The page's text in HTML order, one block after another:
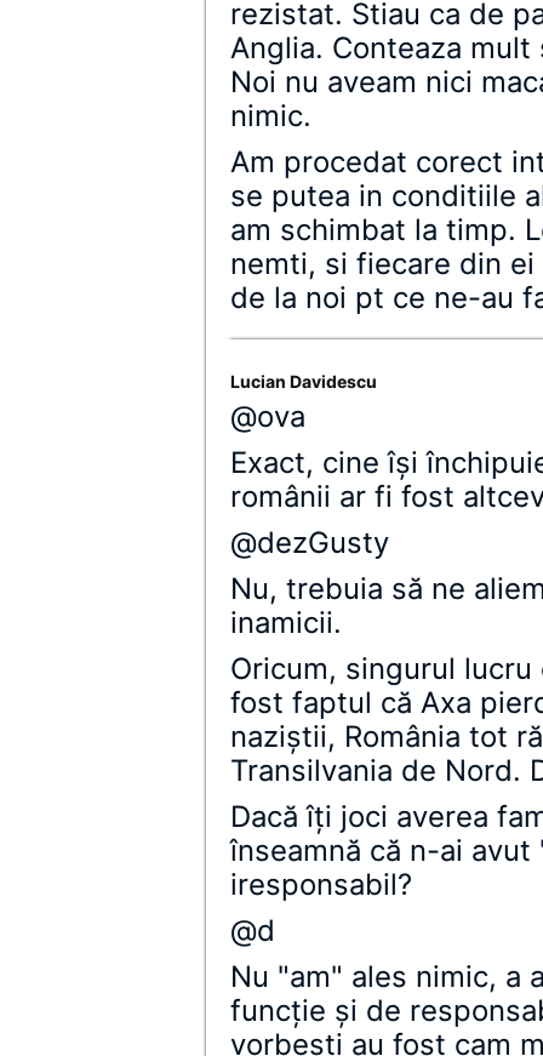
rezistat. Stiau ca de
Anglia. Conteaza
Noi nu aveam nici
nimic.
Am procedat corect
se putea in conditiile
am schimbat la timp.
nemti, si fiecare din
de la noi pt ce ne-au
Lucian Davidescu
@ova
Exact, cine îşi
românii ar fi fost
@dezGusty
Nu, trebuia să ne
inamicii.
Oricum, singurul
fost faptul că Axa
naziştii, România tot
Transilvania de Nord.
Dacă îţi joci averea
înseamnă că n-ai
iresponsabil?
@d
Nu "am" ales nimic, a
funcţie şi de
vorbeşti au fost cam